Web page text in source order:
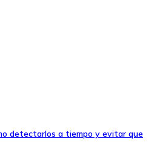
detectarlos a tiempo y evitar que